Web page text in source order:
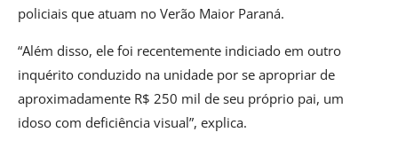
policiais que atuam no Verão Maior Paraná.
“Além disso, ele foi recentemente indiciado em outro
inquérito conduzido na unidade por se apropriar de
aproximadamente R$ 250 mil de seu próprio pai, um
idoso com deficiência visual”, explica.